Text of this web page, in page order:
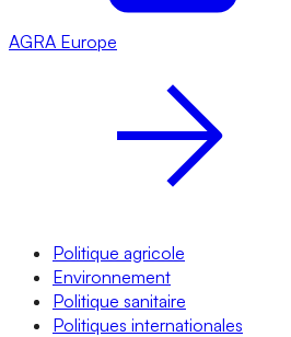
AGRA Europe
Politique agricole
Environnement
Politique sanitaire
Politiques internationales